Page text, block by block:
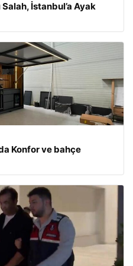
Salah, İstanbul’a Ayak
Konfor ve bahçe